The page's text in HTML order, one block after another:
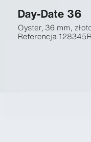
Day-Date 36
Oyster, 36 mm,
Referencja